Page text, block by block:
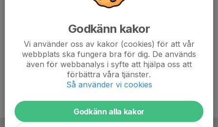
Godkänn kakor
Vi använder oss av kakor (cookies) för att vår
webbplats ska fungera bra för dig. De används
även för webbanalys i syfte att hjälpa oss att
förbättra våra tjänster.
Så använder vi cookies
Godkänn alla kakor